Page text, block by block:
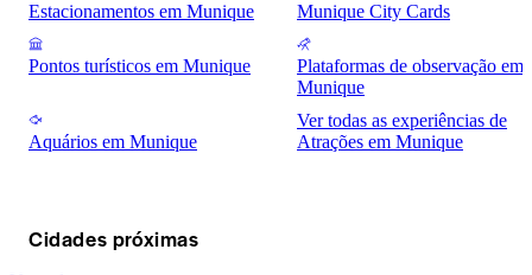
Estacionamentos em Munique Munique City Cards
Pontos turísticos em Munique
Plataformas de observação em
Munique
Aquários em Munique
Ver todas as experiências de
Atrações em Munique
Cidades próximas